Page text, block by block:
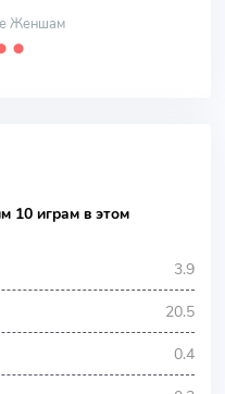
Женшам
⬤
10 играм в этом
3.9
20.5
0.4